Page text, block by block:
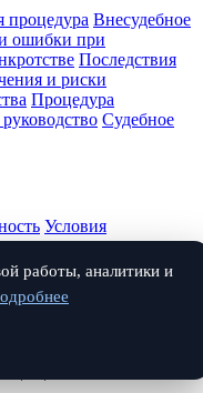
процедура Внесудебное
ошибки при
Последствия
и риски
Процедура
Судебное
Условия
работы, аналитики и